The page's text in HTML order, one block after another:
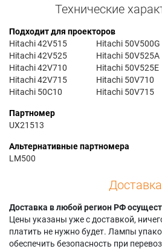
Технические
Подходит для проекторов
Hitachi 42V515
Hitachi 42V525
Hitachi 42V710
Hitachi 42V715
Hitachi 50C10
Hitachi 50V500G
Hitachi 50V525A
Hitachi 50V525E
Hitachi 50V710
Hitachi 50V715
Партномер
UX21513
Альтернативные партномера
LM500
Доставка
Доставка в любой регион РФ
Цены указаны уже с доставкой,
платить не нужно будет. Лампы
обеспечить безопасность при